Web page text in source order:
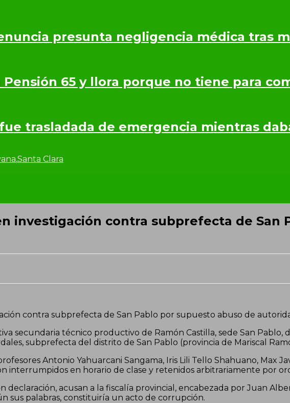
presunta negligencia médica tras
65 y llora porque no tiene para
trasladada de emergencia mientras
,Santa Clara
investigación contra subprefecta de San
contra subprefecta de San Pablo por supuesto abuso de
secundaria técnico productivo de Ramón Castilla, sede San
subprefecta del distrito de San Pablo (provincia de Mariscal
Antonio Yahuarcani Sangama, Iris Lili Tello Shahuano, Max
interrumpidos en horario de clase y retenidos arbitrariamente por
declaración, acusan a la fiscalía provincial, encabezada por Juan
sus palabras, constituiría un acto de corrupción.